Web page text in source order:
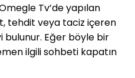
Tv’de yapılan
tehdit veya taciz içeren
bulunur. Eğer böyle bir
ilgili sohbeti kapatın